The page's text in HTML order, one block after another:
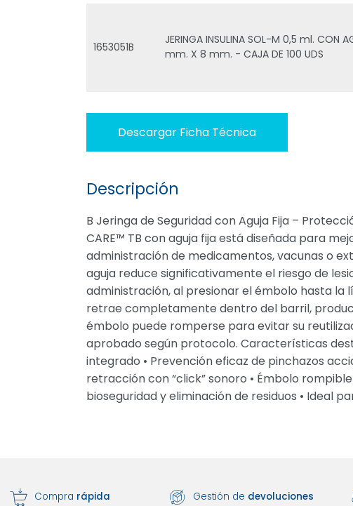
1653051B
JERINGA INSULINA SOL-M 0,5 ml. CON
mm. X 8 mm. - CAJA DE 100 UDS
Descargar Ficha Técnica
Descripción
B Jeringa de Seguridad con Aguja Fija –
CARE™ TB con aguja fija está diseñada para
administración de medicamentos, vacunas o
aguja reduce significativamente el riesgo de
administración, al presionar el émbolo hasta la
retrae completamente dentro del barril,
émbolo puede romperse para evitar su
aprobado según protocolo. Características
integrado • Prevención eficaz de pinchazos
retracción con “click” sonoro • Émbolo
bioseguridad y eliminación de residuos • Ideal
Compra rápida Gestión de devoluciones